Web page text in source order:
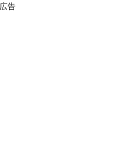
広告